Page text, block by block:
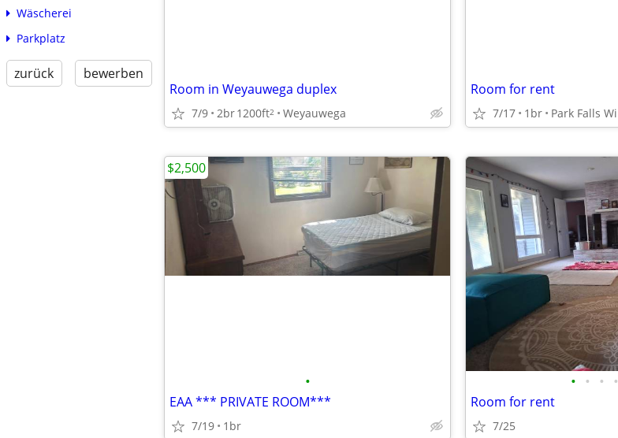
Wäscherei
Parkplatz
zurück bewerben
Room in Weyauwega duplex
7/9 2br1200ft2 Weyauwega
Room for rent
7/17 1br Park Falls Wi
•
EAA *** PRIVATE ROOM***
7/19 1br
$2,500
• • • •
Room for rent
7/25